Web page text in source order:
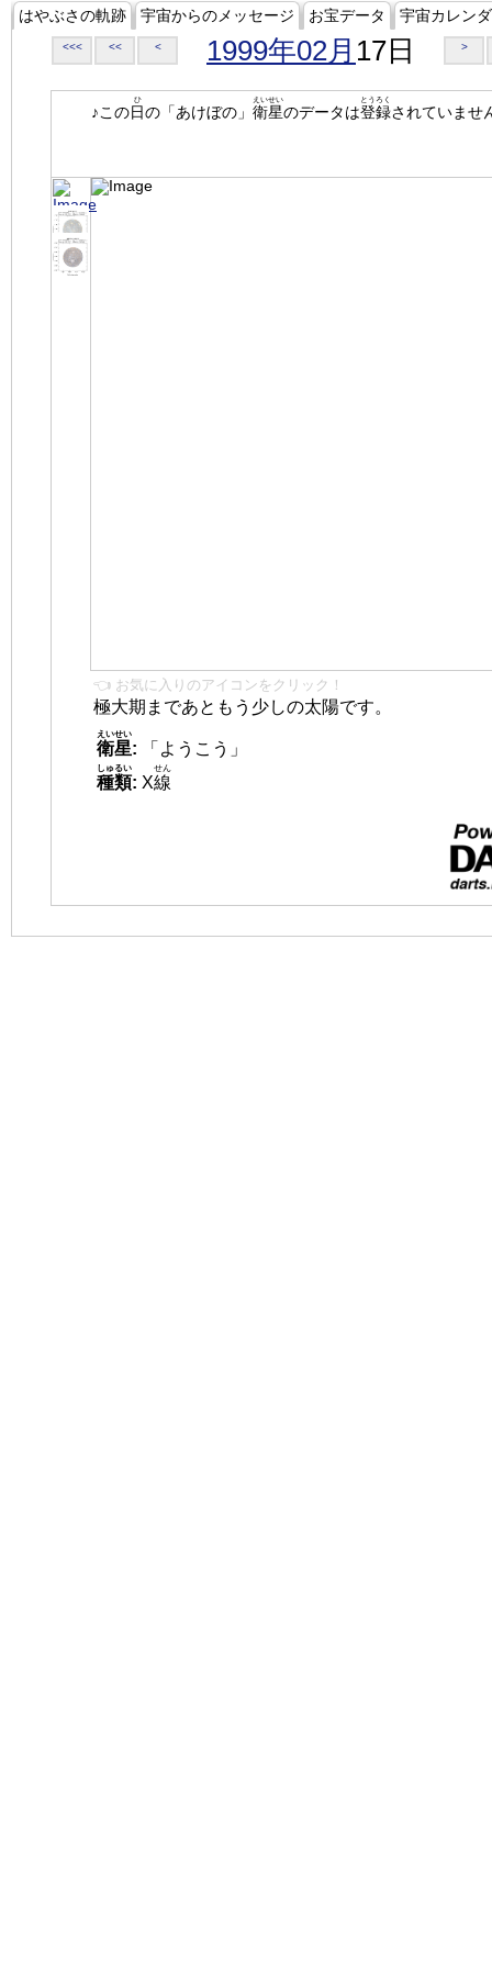
はやぶさの軌跡 宇宙からのメッセージ お宝データ 宇宙カレン
<<< << < 1999年02月 17日 >
♪この日
ひ
の「あけぼの」 衛星
えいせい
のデータは登録
とうろく
されていませ
👈 お気に入りのアイコンをクリック！
極大期まであともう少しの太陽です。
衛星
えいせい
:
「ようこう」
種類
しゅるい
: X線
せん